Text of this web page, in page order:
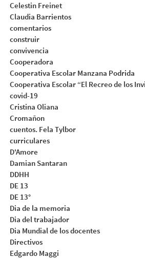
Celestin Freinet
Claudia Barrientos
comentarios
construir
convivencia
Cooperadora
Cooperativa Escolar Manzana Podrida
Cooperativa Escolar “El Recreo de los
covid-19
Cristina Oliana
Cromañon
cuentos. Fela Tylbor
curriculares
D'Amore
Damian Santaran
DDHH
DE 13
DE 13°
Dia de la memoria
Dia del trabajador
Dia Mundial de los docentes
Directivos
Edgardo Maggi